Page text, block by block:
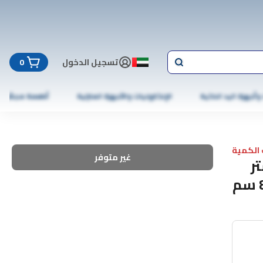
تسجيل الدخول 0
اليد الذكية الإلكترونيات والأجهزة المنزلية أطعمة مجمّدة
غير متوفر